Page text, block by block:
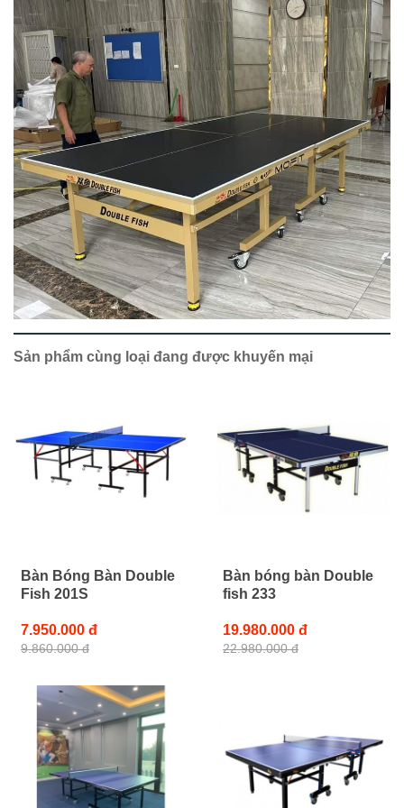
Sản phẩm cùng loại đang được khuyến mại
Bàn Bóng Bàn Double
Fish 201S
7.950.000 đ
9.860.000 đ
Bàn bóng bàn Double
fish 233
19.980.000 đ
22.980.000 đ